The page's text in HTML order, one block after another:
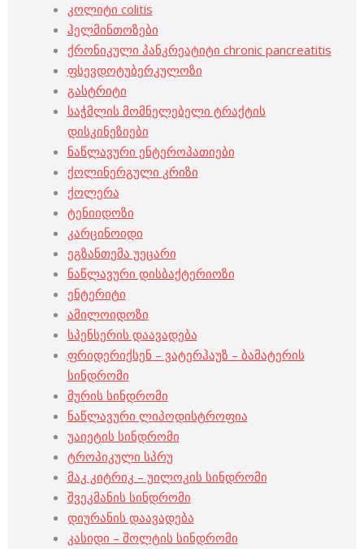
კოლიტი colitis
ჰელმინთოზები
ქრონიკული პანკრეატიტი chronic pancreatitis
ფსევდოტუბერკულოზი
გასტრიტი
საჭმლის მომნელებელი ტრაქტის
დისკინეზიები
ნაწლავური ენტეროპათიები
ქოლინერგული კრიზი
ქოლერა
ტენიიდოზი
კარცინოიდი
ეგზანთემა უეცარი
ნაწლავური დისბაქტერიოზი
ენტერიტი
ამილოიდოზი
სპენსერის დაავადება
ფრიდერიქსენ – ვატერჰაუზ – ბამატერის
სინდრომი
მურის სინდრომი
ნაწლავური ლიპოდისტროფია
უაიეტის სინდრომი
ტროპიკული სპრუ
მაკ კიტრიკ – უილოკის სინდრომი
შვეკმანის სინდრომი
დიურანის დაავადება
კასიდი – შოლტის სინდრომი